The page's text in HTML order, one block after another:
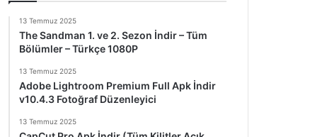
13 Temmuz 2025
The Sandman 1. ve 2. Sezon İndir – Tüm
Bölümler – Türkçe 1080P
13 Temmuz 2025
Adobe Lightroom Premium Full Apk İndir
v10.4.3 Fotoğraf Düzenleyici
13 Temmuz 2025